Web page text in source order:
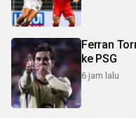
Ferran
ke PSG
6 jam lalu